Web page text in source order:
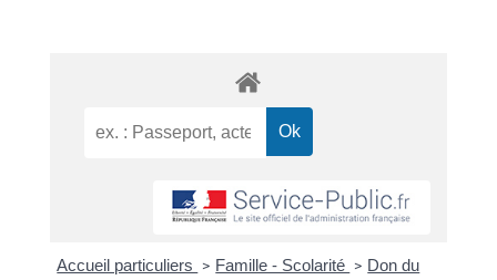
Accueil particuliers > Famille - Scolarité > Don du